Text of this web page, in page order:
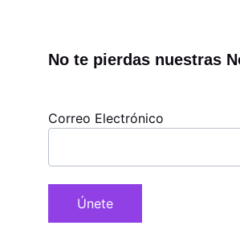
Correo Electrónico
Únete
No te pierdas nuestras